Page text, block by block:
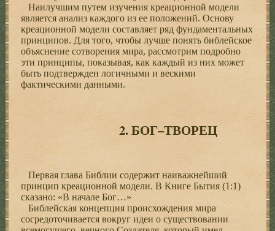
Наилучшим путем изучения креационной модели
является анализ каждого из ее положений. Основу
креационной модели составляет ряд фундаментальных
принципов. Для того, чтобы лучше понять библейское
объяснение сотворения мира, рассмотрим подробно
эти принципы, показывая, как каждый из них может
быть подтвержден логичными и вескими
фактическими данными.
2. БОГ–ТВОРЕЦ
Первая глава Библии содержит наиважнейший
принцип креационной модели. В Книге Бытия (1:1)
сказано: «В начале Бог…»
Библейская концепция происхождения мира
сосредоточивается вокруг идеи о существовании